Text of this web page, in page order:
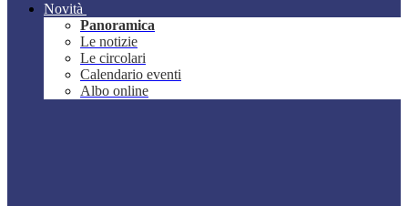
Novità
Panoramica
Le notizie
Le circolari
Calendario eventi
Albo online